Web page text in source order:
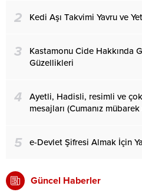
2 Kedi Aşı Takvimi Yavru ve
3
Kastamonu Cide Hakkında
Güzellikleri
4
Ayetli, Hadisli, resimli ve
mesajları (Cumanız
5 e-Devlet Şifresi Almak İçin
Güncel Haberler